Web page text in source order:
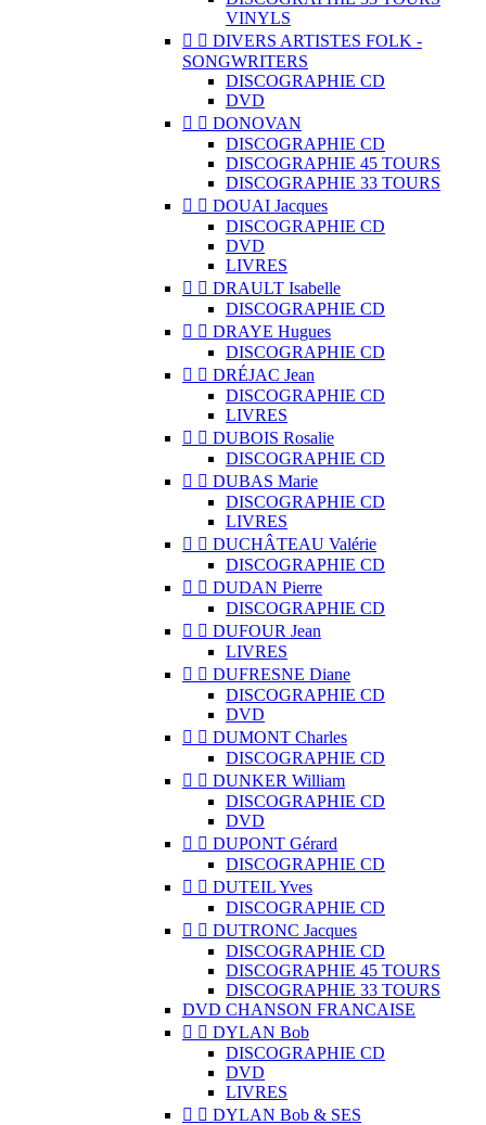
VINYLS
  DIVERS ARTISTES FOLK -
SONGWRITERS
DISCOGRAPHIE CD
DVD
  DONOVAN
DISCOGRAPHIE CD
DISCOGRAPHIE 45 TOURS
DISCOGRAPHIE 33 TOURS
  DOUAI Jacques
DISCOGRAPHIE CD
DVD
LIVRES
  DRAULT Isabelle
DISCOGRAPHIE CD
  DRAYE Hugues
DISCOGRAPHIE CD
  DRÉJAC Jean
DISCOGRAPHIE CD
LIVRES
  DUBOIS Rosalie
DISCOGRAPHIE CD
  DUBAS Marie
DISCOGRAPHIE CD
LIVRES
  DUCHÂTEAU Valérie
DISCOGRAPHIE CD
  DUDAN Pierre
DISCOGRAPHIE CD
  DUFOUR Jean
LIVRES
  DUFRESNE Diane
DISCOGRAPHIE CD
DVD
  DUMONT Charles
DISCOGRAPHIE CD
  DUNKER William
DISCOGRAPHIE CD
DVD
  DUPONT Gérard
DISCOGRAPHIE CD
  DUTEIL Yves
DISCOGRAPHIE CD
  DUTRONC Jacques
DISCOGRAPHIE CD
DISCOGRAPHIE 45 TOURS
DISCOGRAPHIE 33 TOURS
DVD CHANSON FRANCAISE
  DYLAN Bob
DISCOGRAPHIE CD
DVD
LIVRES
  DYLAN Bob & SES